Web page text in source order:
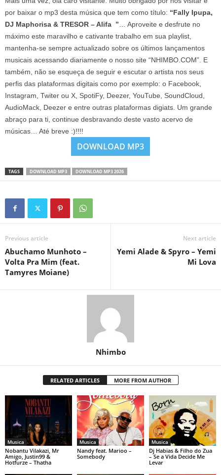
por baixar o mp3 desta música que tem como título: “Fally Ipupa,
DJ Maphorisa & TRESOR – Alifa ” … Aproveite e desfrute no
máximo este maravilho e cativante trabalho em sua playlist,
mantenha-se sempre actualizado sobre os últimos lançamentos
musicais acessando diariamente o nosso site “NHIMBO.COM”. E
também, não se esqueça de seguir e escutar o artista nos seus
perfis das plataformas digitais como por exemplo: o Facebook,
Instagram, Twiter ou X, SpotiFy, Deezer, YouTube, SoundCloud,
AudioMack, Deezer e entre outras plataformas digiats. Um grande
abraço para ti, continue desbravando deste vasto acervo de
músicas… Até breve :)!!!!
DOWNLOAD MP3
TAGS DOWNLOAD MP3 DOWNLOAD MP3 2026
Previous article
Abuchamo Munhoto –
Volta Pra Mim (feat.
Tamyres Moiane)
Next article
Yemi Alade & Spyro – Yemi
Mi Lova
Nhimbo
RELATED ARTICLES MORE FROM AUTHOR
Musica
Nobantu Vilakazi, Mr
Amigo, Justin99 &
Hotfurze – Thatha
Musica
Nandy feat. Marioo –
Somebody
Musica
Dj Habias & Filho do Zua
– Se a Vida Decide Me
Levar